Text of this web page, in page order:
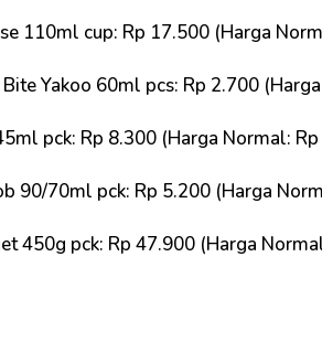
110ml cup: Rp 17.500 (Harga
Yakoo 60ml pcs: Rp 2.700
pck: Rp 8.300 (Harga Normal:
90/70ml pck: Rp 5.200 (Harga
450g pck: Rp 47.900 (Harga